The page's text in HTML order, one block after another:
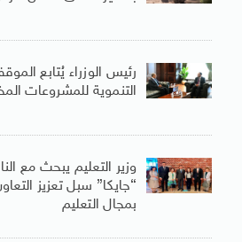
رئيس الوزراء يُتابع
التنموية للمشروعات
وزير التعليم يبحث مع
“جايكا” سبل تعزيز
بمجال التعليم